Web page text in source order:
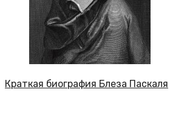
Краткая биография Блеза Паскаля